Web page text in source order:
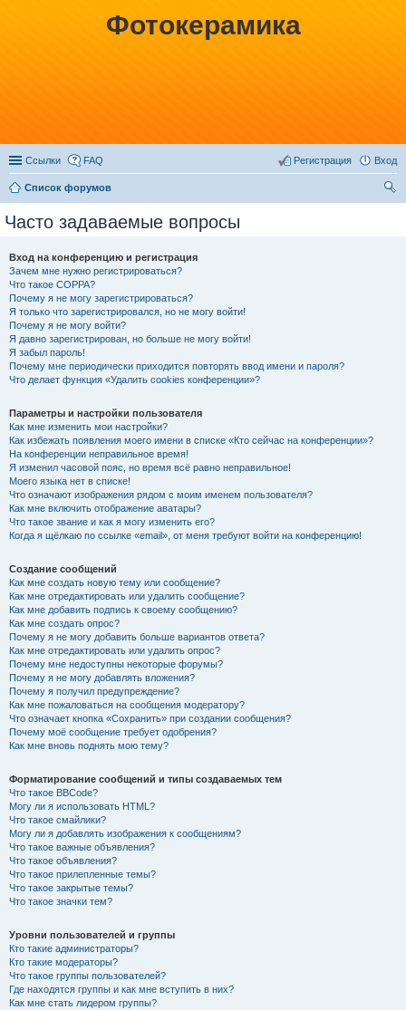
Фотокерамика
Ссылки FAQ Вход
Регистрация
Список форумов
Часто задаваемые вопросы
Вход на конференцию и регистрация
Зачем мне нужно регистрироваться?
Что такое COPPA?
Почему я не могу зарегистрироваться?
Я только что зарегистрировался, но не могу войти!
Почему я не могу войти?
Я давно зарегистрирован, но больше не могу войти!
Я забыл пароль!
Почему мне периодически приходится повторять ввод имени и пароля?
Что делает функция «Удалить cookies конференции»?
Параметры и настройки пользователя
Как мне изменить мои настройки?
Как избежать появления моего имени в списке «Кто сейчас на конференции»?
На конференции неправильное время!
Я изменил часовой пояс, но время всё равно неправильное!
Моего языка нет в списке!
Что означают изображения рядом с моим именем пользователя?
Как мне включить отображение аватары?
Что такое звание и как я могу изменить его?
Когда я щёлкаю по ссылке «email», от меня требуют войти на конференцию!
Создание сообщений
Как мне создать новую тему или сообщение?
Как мне отредактировать или удалить сообщение?
Как мне добавить подпись к своему сообщению?
Как мне создать опрос?
Почему я не могу добавить больше вариантов ответа?
Как мне отредактировать или удалить опрос?
Почему мне недоступны некоторые форумы?
Почему я не могу добавлять вложения?
Почему я получил предупреждение?
Как мне пожаловаться на сообщения модератору?
Что означает кнопка «Сохранить» при создании сообщения?
Почему моё сообщение требует одобрения?
Как мне вновь поднять мою тему?
Форматирование сообщений и типы создаваемых тем
Что такое BBCode?
Могу ли я использовать HTML?
Что такое смайлики?
Могу ли я добавлять изображения к сообщениям?
Что такое важные объявления?
Что такое объявления?
Что такое прилепленные темы?
Что такое закрытые темы?
Что такое значки тем?
Уровни пользователей и группы
Кто такие администраторы?
Кто такие модераторы?
Что такое группы пользователей?
Где находятся группы и как мне вступить в них?
Как мне стать лидером группы?